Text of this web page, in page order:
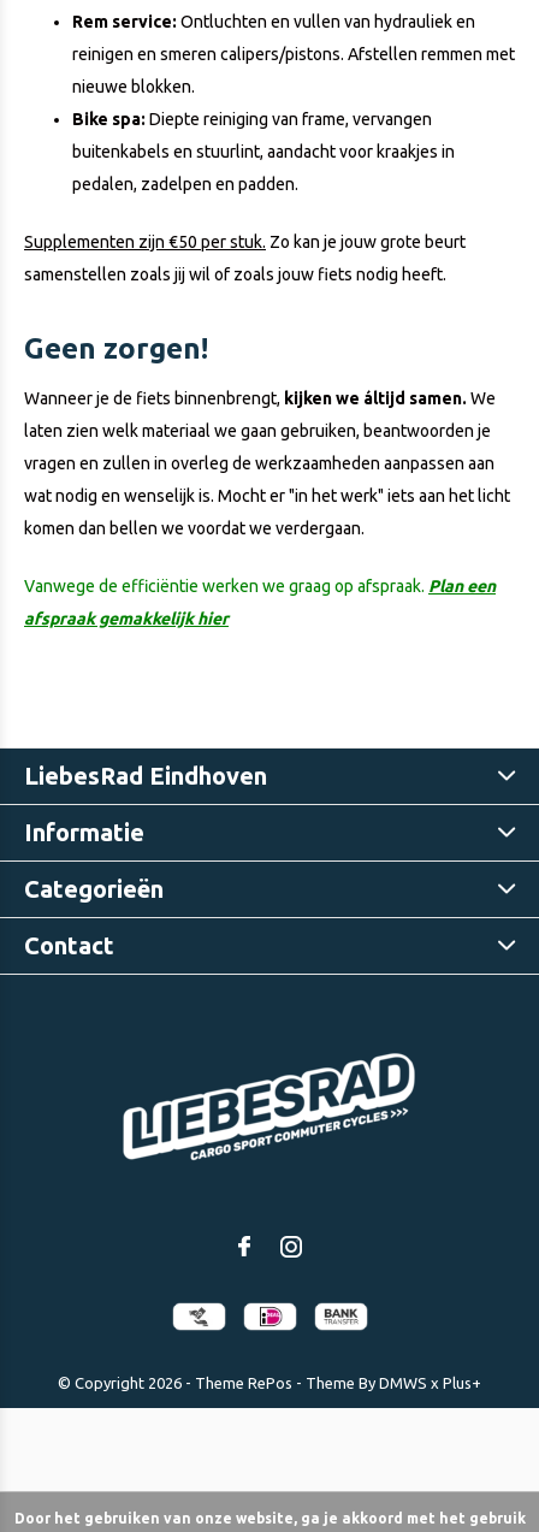
Rem service: Ontluchten en vullen van hydrauliek en
reinigen en smeren calipers/pistons. Afstellen remmen met
nieuwe blokken.
Bike spa: Diepte reiniging van frame, vervangen
buitenkabels en stuurlint, aandacht voor kraakjes in
pedalen, zadelpen en padden.
Supplementen zijn €50 per stuk. Zo kan je jouw grote beurt
samenstellen zoals jij wil of zoals jouw fiets nodig heeft.
Geen zorgen!
Wanneer je de fiets binnenbrengt, kijken we áltijd samen. We
laten zien welk materiaal we gaan gebruiken, beantwoorden je
vragen en zullen in overleg de werkzaamheden aanpassen aan
wat nodig en wenselijk is. Mocht er "in het werk" iets aan het licht
komen dan bellen we voordat we verdergaan.
Vanwege de efficiëntie werken we graag op afspraak. Plan een
afspraak gemakkelijk hier
LiebesRad Eindhoven
Informatie
Categorieën
Contact
© Copyright 2026 - Theme RePos - Theme By DMWS x Plus+
Door het gebruiken van onze website, ga je akkoord met het gebruik